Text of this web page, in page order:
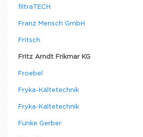
filtraTECH
Franz Mensch GmbH
Fritsch
Fritz Arndt Frikmar KG
Froebel
Fryka-Kältetechnik
Fryka-Kaltetechnik
Funke Gerber